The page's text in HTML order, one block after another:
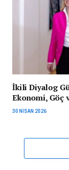
İkili Diyalog
Ekonomi, Göç
30 NISAN 2026